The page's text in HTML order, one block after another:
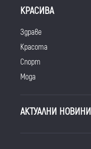
КРАСИВА
Здраве
Красота
Спорт
Мода
АКТУАЛНИ НОВИНИ